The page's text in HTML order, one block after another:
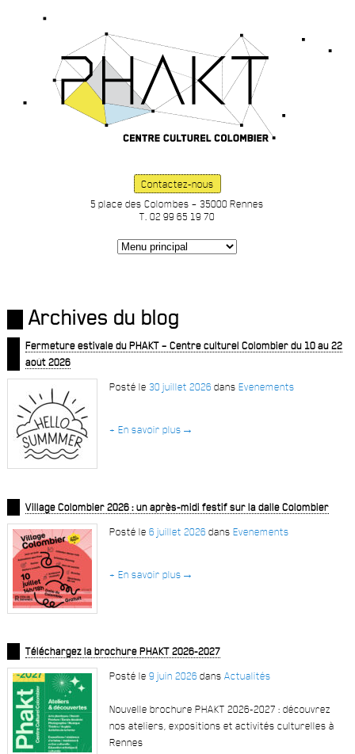
Contactez-nous
5 place des Colombes – 35000 Rennes
T. 02 99 65 19 70
Archives du blog
Fermeture estivale du PHAKT – Centre culturel Colombier du 10 au 22
août 2026
Posté le 30 juillet 2026 dans Evenements
+ En savoir plus →
Village Colombier 2026 : un après-midi festif sur la dalle Colombier
Posté le 6 juillet 2026 dans Evenements
+ En savoir plus →
Téléchargez la brochure PHAKT 2026-2027
Posté le 9 juin 2026 dans Actualités
Nouvelle brochure PHAKT 2026-2027 : découvrez
nos ateliers, expositions et activités culturelles à
Rennes